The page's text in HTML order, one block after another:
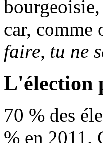
bourgeoisie,
car, comme
faire, tu ne
L'élection
70 % des
% en 2011.